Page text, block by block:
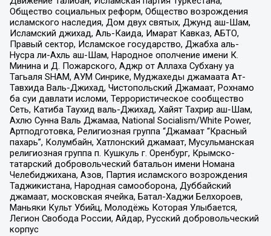
Общество социальных реформ, Общество возрождения
исламского наследия, Дом двух святых, Джунд аш-Шам,
Исламский джихад, Аль-Каида, Имарат Кавказ, АБТО,
Правый сектор, Исламское государство, Джабха аль-
Нусра ли-Ахль аш-Шам, Народное ополчение имени К.
Минина и Д. Пожарского, Аджр от Аллаха Субхану уа
Тагьаля SHAM, АУМ Синрике, Муджахеды джамаата Ат-
Тавхида Валь-Джихад, Чистопольский Джамаат, Рохнамо
ба суи давлати исломи, Террористическое сообщество
Сеть, Катиба Таухид валь-Джихад, Хайят Тахрир аш-Шам,
Ахлю Сунна Валь Джамаа, National Socialism/White Power,
Артподготовка, Религиозная группа “Джамаат “Красный
пахарь”, Колумбайн, Хатлонский джамаат, Мусульманская
религиозная группа п. Кушкуль г. Оренбург, Крымско-
татарский добровольческий батальон имени Номана
Челебиджихана, Азов, Партия исламского возрождения
Таджикистана, Народная самооборона, Дуббайский
джамаат, московская ячейка, Батал-Хаджи Белхороев,
Маньяки Культ Убийц, Молодёжь Которая Улыбается,
Легион Свобода России, Айдар, Русский добровольческий
корпус